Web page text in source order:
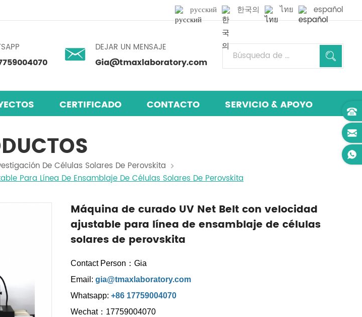
русский 한국의 ไทย español
DEJAR UN MENSAJE
Gia@tmaxlaboratory.com
CERTIFICADO CONTACTO SERVICIO & APOYO
De Células Solares De Perovskita
Para Línea De Ensamblaje De Células Solares De Perovskita
Máquina de curado UV Net Belt con velocidad
ajustable para línea de ensamblaje de células
solares de perovskita
Contact Person：Gia
Email: gia@tmaxlaboratory.com
Whatsapp:+86 17759004070
Wechat：17759004070